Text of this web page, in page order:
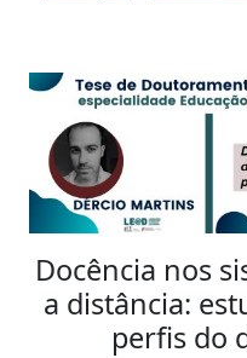
Docência nos
a distância:
perfis do